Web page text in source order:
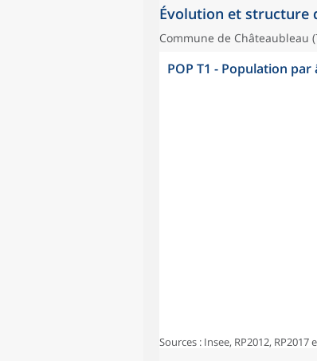
Évolution et structure
Commune de Châteaubleau
POP T1 - Population
Sources : Insee, RP2012,